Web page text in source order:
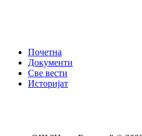
Почетна
Документи
Све вести
Историјат